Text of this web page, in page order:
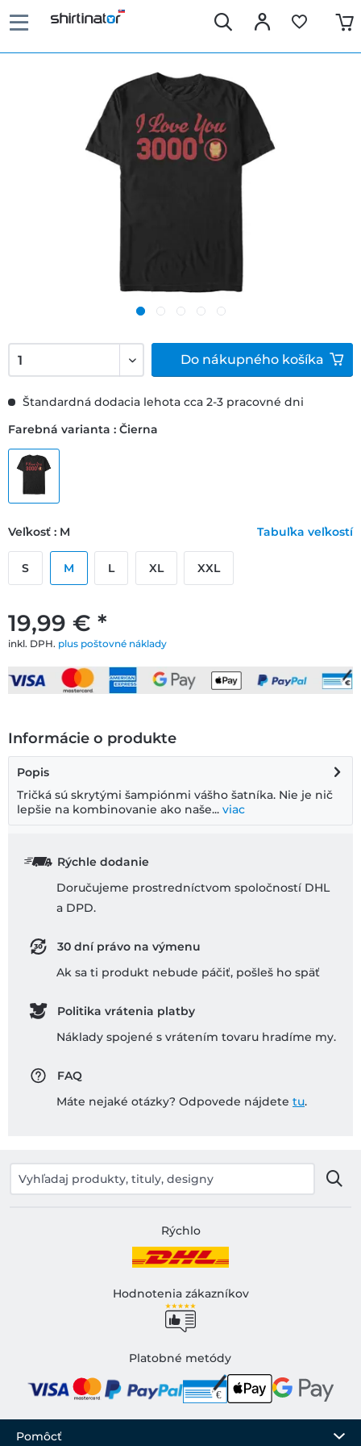
19,99 € *
inkl. DPH. plus poštovné náklady
Štandardná dodacia lehota cca 2-3 pracovné dni
Farebná varianta : Čierna
Veľkosť : M Tabuľka veľkostí
S M L XL XXL
Do nákupného košíka
Informácie o produkte
Popis
Tričká sú skrytými šampiónmi vášho šatníka. Nie je nič
lepšie na kombinovanie ako naše... viac
Rýchle dodanie
Doručujeme prostredníctvom spoločností DHL
a DPD.
30 dní právo na výmenu
Ak sa ti produkt nebude páčiť, pošleš ho späť
Politika vrátenia platby
Náklady spojené s vrátením tovaru hradíme my.
FAQ
Máte nejaké otázky? Odpovede nájdete tu.
Rýchlo
Hodnotenia zákazníkov
Platobné metódy
Pomôcť